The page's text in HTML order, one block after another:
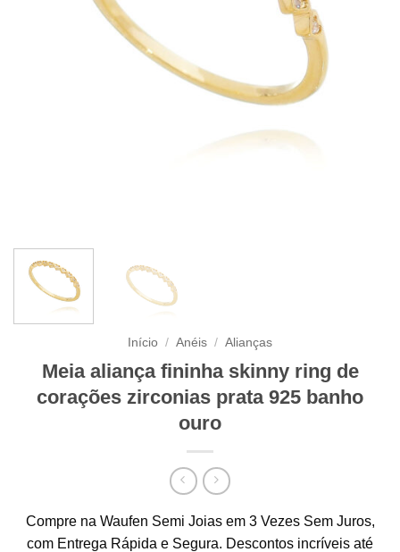
Início / Anéis / Alianças
Meia aliança fininha skinny ring de
corações zirconias prata 925 banho
ouro
Compre na Waufen Semi Joias em 3 Vezes Sem Juros,
com Entrega Rápida e Segura. Descontos incríveis até